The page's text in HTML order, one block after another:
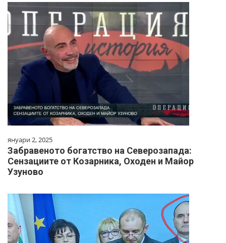
януари 2, 2025
Забравеното богатство на Северозапада:
Сензациите от Козарника, Оходен и Майор
Узуново